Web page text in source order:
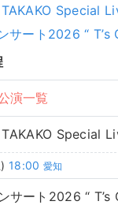
Special
サート2026 “ T’s
演一覧
TAKAKO Special
18:00 愛知
サート2026 “ T’s